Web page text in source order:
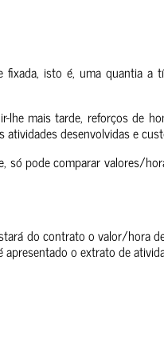
isto é, uma quantia
mais tarde, reforços de
desenvolvidas e
pode comparar valores/
do contrato o valor/hora
o extrato de